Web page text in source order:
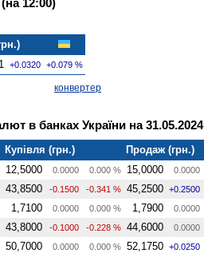
+0.0320 +0.079 %
конвертер
в банках України на 31.05.2024
Купівля (грн.)
Продаж (грн.)
12,5000 0.0000 0.000 % 15,0000 0.0000
43,8500 -0.1500 -0.341 % 45,2500 +0.2500
1,7100 0.0000 0.000 % 1,7900 0.0000
43,8000 -0.1000 -0.228 % 44,6000 0.0000
50,7000 0.0000 0.000 % 52,1750 +0.0250